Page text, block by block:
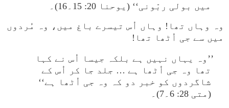
میں بولی ربّونی‘‘ (یوحنا 20: 15۔16)۔
وہ وہاں تھا! وہاں اُس تیسرے باغ میں، وہ مُردوں
میں سے جی اُٹھا تھا!
’’وہ یہاں نہیں ہے بلکہ جیسا اُس نے کہا
تھا وہ جی اُٹھا ہے … جلد جا کر اُس کے
شاگردوں کو خبر دو کہ وہ جی اُٹھا ہے‘‘
(متی 28: 6۔7)۔